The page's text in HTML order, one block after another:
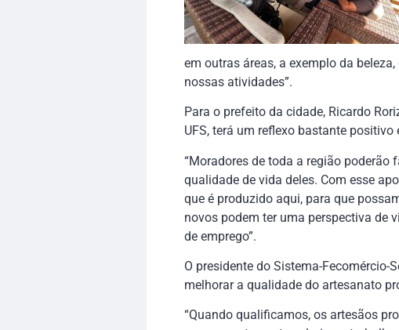
em outras áreas, a exemplo da
nossas atividades”.
Para o prefeito da cidade, Ricardo
UFS, terá um reflexo bastante
“Moradores de toda a região poderão
qualidade de vida deles. Com esse
que é produzido aqui, para que
novos podem ter uma perspectiva de
de emprego”.
O presidente do Sistema-
melhorar a qualidade do artesanato
“Quando qualificamos, os artesãos